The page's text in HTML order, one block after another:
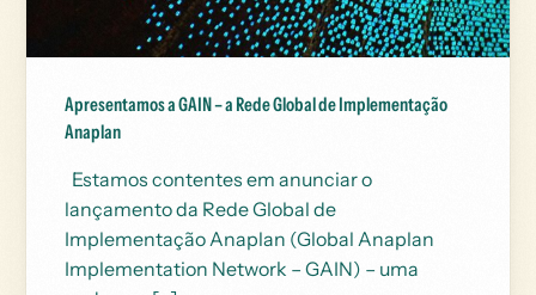
Apresentamos a GAIN – a Rede Global de Implementação
Anaplan
Estamos contentes em anunciar o
lançamento da Rede Global de
Implementação Anaplan (Global Anaplan
Implementation Network – GAIN) – uma